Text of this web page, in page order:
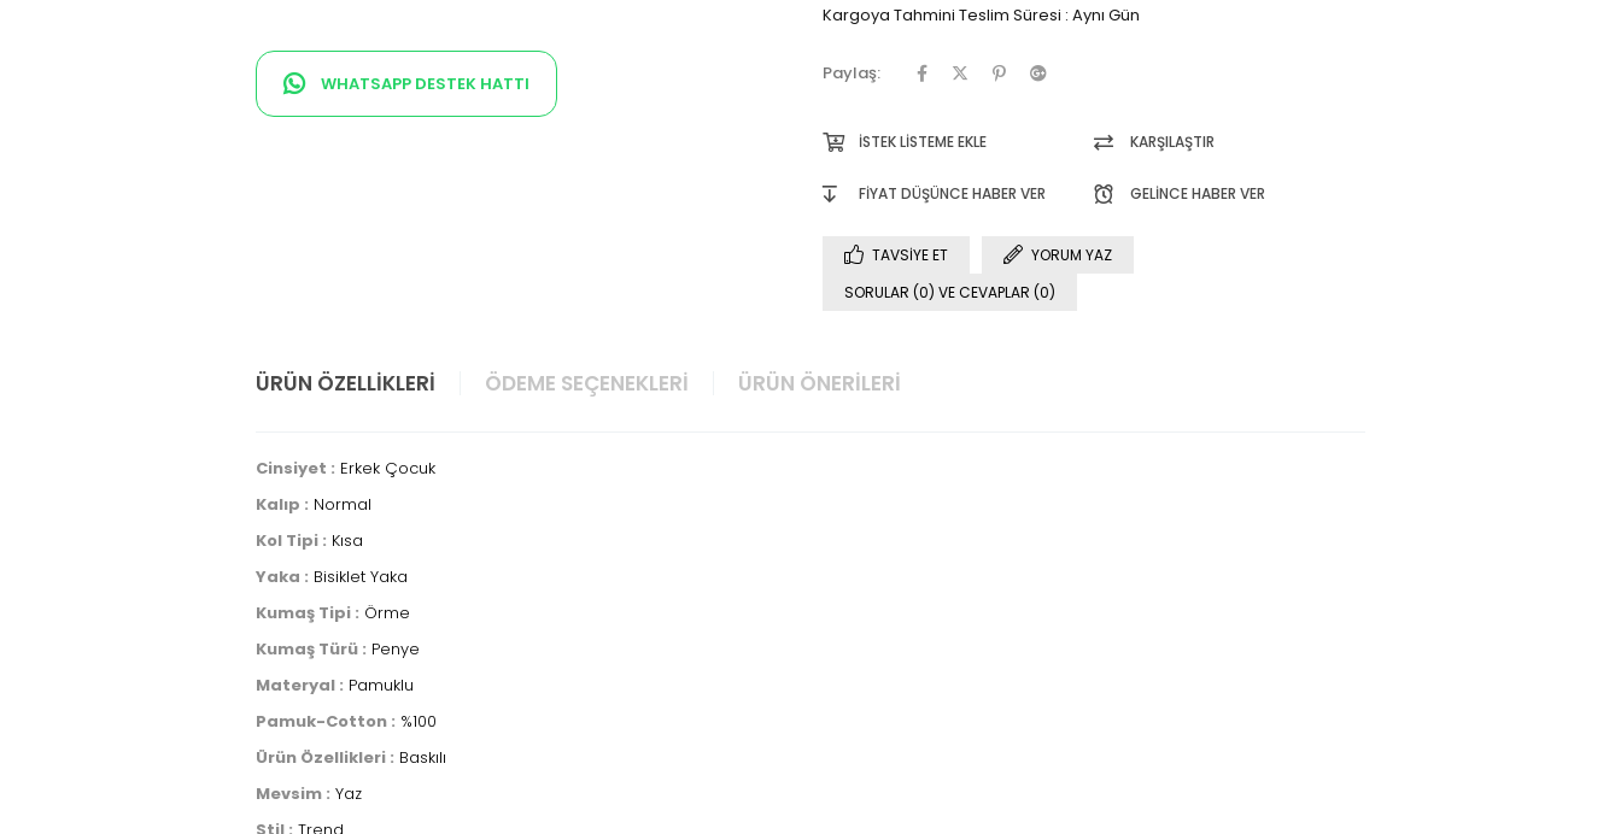
WHATSAPP DESTEK HATTI
Kargoya Tahmini Teslim Süresi : Aynı Gün
Paylaş:
İSTEK LISTEME EKLE KARŞILAŞTIR
FIYAT DÜŞÜNCE HABER VER GELINCE HABER VER
TAVSIYE ET
YORUM YAZ
SORULAR (0) VE CEVAPLAR (0)
ÜRÜN ÖZELLIKLERI ÖDEME SEÇENEKLERI ÜRÜN ÖNERILERI
Cinsiyet : Erkek Çocuk
Kalıp : Normal
Kol Tipi : Kısa
Yaka : Bisiklet Yaka
Kumaş Tipi : Örme
Kumaş Türü : Penye
Materyal : Pamuklu
Pamuk-Cotton : %100
Ürün Özellikleri : Baskılı
Mevsim : Yaz